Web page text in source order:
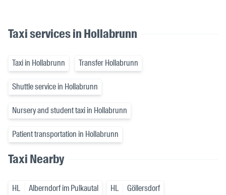
Taxi services in Hollabrunn
Taxi in Hollabrunn Transfer Hollabrunn
Shuttle service in Hollabrunn
Nursery and student taxi in Hollabrunn
Patient transportation in Hollabrunn
Taxi Nearby
HL Alberndorf im Pulkautal HL Göllersdorf